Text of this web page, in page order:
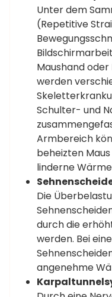
Unter dem
(Repetitive
Maushand
werden
Schulter- und
Armbereich
beheizten
linderne
Die
durch die
werden. Bei
angenehme